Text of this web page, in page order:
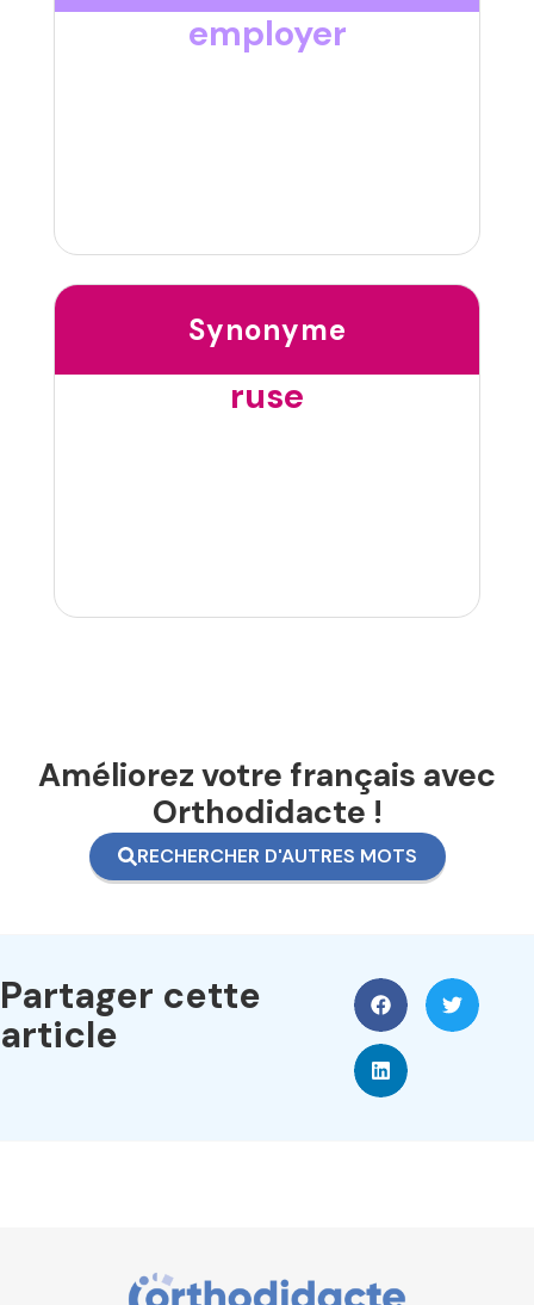
employer
Synonyme
ruse
Améliorez votre français avec
Orthodidacte !
RECHERCHER D'AUTRES MOTS
Partager cette
article